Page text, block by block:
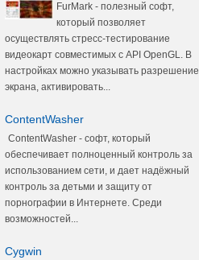
FurMark - полезный софт,
который позволяет
осуществлять стресс-тестирование
видеокарт совместимых с API OpenGL. В
настройках можно указывать разрешение
экрана, активировать...
ContentWasher
ContentWasher - софт, который
обеспечивает полноценный контроль за
использованием сети, и дает надёжный
контроль за детьми и защиту от
порнографии в Интернете. Среди
возможностей...
Cygwin